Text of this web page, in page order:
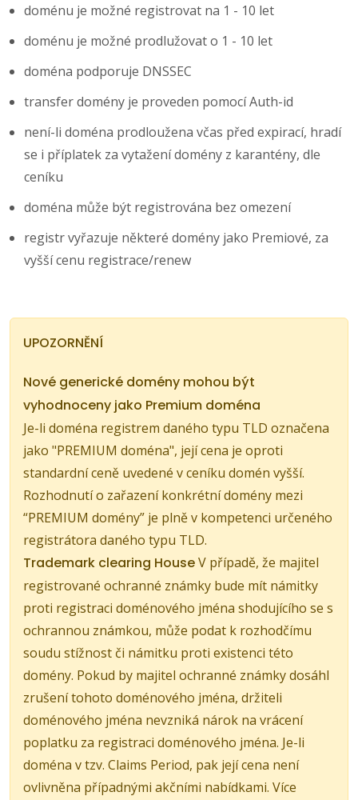
doménu je možné registrovat na 1 - 10 let
doménu je možné prodlužovat o 1 - 10 let
doména podporuje DNSSEC
transfer domény je proveden pomocí Auth-id
není-li doména prodloužena včas před expirací, hradí
se i příplatek za vytažení domény z karantény, dle
ceníku
doména může být registrována bez omezení
registr vyřazuje některé domény jako Premiové, za
vyšší cenu registrace/renew
UPOZORNĚNÍ
Nové generické domény mohou být
vyhodnoceny jako Premium doména
Je-li doména registrem daného typu TLD označena
jako "PREMIUM doména", její cena je oproti
standardní ceně uvedené v ceníku domén vyšší.
Rozhodnutí o zařazení konkrétní domény mezi
“PREMIUM domény” je plně v kompetenci určeného
registrátora daného typu TLD.
Trademark clearing HouseV případě, že majitel
registrované ochranné známky bude mít námitky
proti registraci doménového jména shodujícího se s
ochrannou známkou, může podat k rozhodčímu
soudu stížnost či námitku proti existenci této
domény. Pokud by majitel ochranné známky dosáhl
zrušení tohoto doménového jména, držiteli
doménového jména nevzniká nárok na vrácení
poplatku za registraci doménového jména. Je-li
doména v tzv. Claims Period, pak její cena není
ovlivněna případnými akčními nabídkami. Více